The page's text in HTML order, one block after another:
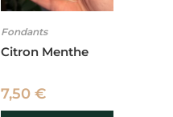
Fondants
Citron Menthe
7,50 €